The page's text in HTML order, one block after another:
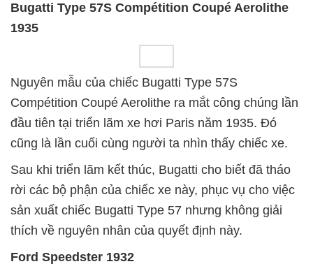
Bugatti Type 57S Compétition Coupé Aerolithe
1935
Nguyên mẫu của chiếc Bugatti Type 57S
Compétition Coupé Aerolithe ra mắt công chúng lần
đầu tiên tại triển lãm xe hơi Paris năm 1935. Đó
cũng là lần cuối cùng người ta nhìn thấy chiếc xe.
Sau khi triển lãm kết thúc, Bugatti cho biết đã tháo
rời các bộ phận của chiếc xe này, phục vụ cho việc
sản xuất chiếc Bugatti Type 57 nhưng không giải
thích về nguyên nhân của quyết định này.
Ford Speedster 1932